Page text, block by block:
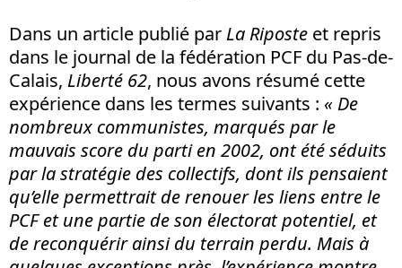
Dans un article publié par La Riposte et repris
dans le journal de la fédération PCF du Pas-de-
Calais, Liberté 62, nous avons résumé cette
expérience dans les termes suivants : « De
nombreux communistes, marqués par le
mauvais score du parti en 2002, ont été séduits
par la stratégie des collectifs, dont ils pensaient
qu’elle permettrait de renouer les liens entre le
PCF et une partie de son électorat potentiel, et
de reconquérir ainsi du terrain perdu. Mais à